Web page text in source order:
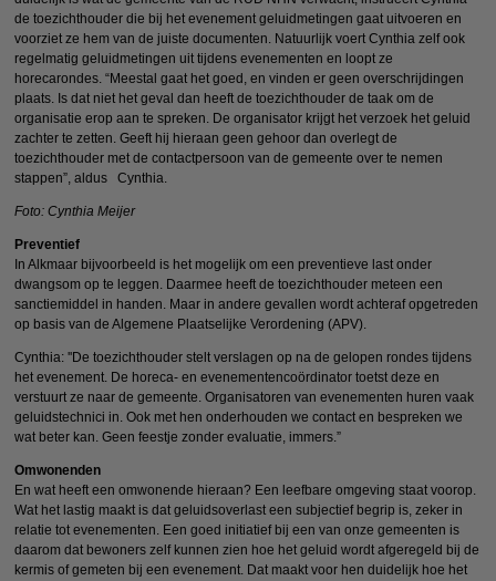
de toezichthouder die bij het evenement geluidmetingen gaat uitvoeren en
voorziet ze hem van de juiste documenten. Natuurlijk voert Cynthia zelf ook
regelmatig geluidmetingen uit tijdens evenementen en loopt ze
horecarondes. “Meestal gaat het goed, en vinden er geen overschrijdingen
plaats. Is dat niet het geval dan heeft de toezichthouder de taak om de
organisatie erop aan te spreken. De organisator krijgt het verzoek het geluid
zachter te zetten. Geeft hij hieraan geen gehoor dan overlegt de
toezichthouder met de contactpersoon van de gemeente over te nemen
stappen”, aldus Cynthia.
Foto: Cynthia Meijer
Preventief
In Alkmaar bijvoorbeeld is het mogelijk om een preventieve last onder
dwangsom op te leggen. Daarmee heeft de toezichthouder meteen een
sanctiemiddel in handen. Maar in andere gevallen wordt achteraf opgetreden
op basis van de Algemene Plaatselijke Verordening (APV).
Cynthia: ''De toezichthouder stelt verslagen op na de gelopen rondes tijdens
het evenement. De horeca- en evenementencoördinator toetst deze en
verstuurt ze naar de gemeente. Organisatoren van evenementen huren vaak
geluidstechnici in. Ook met hen onderhouden we contact en bespreken we
wat beter kan. Geen feestje zonder evaluatie, immers.”
Omwonenden
En wat heeft een omwonende hieraan? Een leefbare omgeving staat voorop.
Wat het lastig maakt is dat geluidsoverlast een subjectief begrip is, zeker in
relatie tot evenementen. Een goed initiatief bij een van onze gemeenten is
daarom dat bewoners zelf kunnen zien hoe het geluid wordt afgeregeld bij de
kermis of gemeten bij een evenement. Dat maakt voor hen duidelijk hoe het